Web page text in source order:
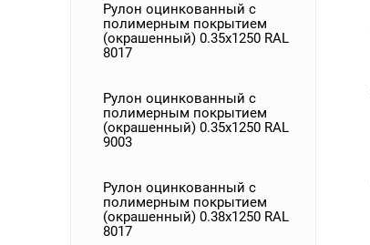
Рулон оцинкованный с
полимерным покрытием
(окрашенный) 0.35x1250 RAL
8017
Рулон оцинкованный с
полимерным покрытием
(окрашенный) 0.35x1250 RAL
9003
Рулон оцинкованный с
полимерным покрытием
(окрашенный) 0.38x1250 RAL
8017